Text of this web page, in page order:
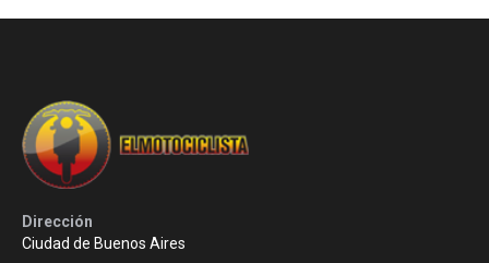
Dirección
Ciudad de Buenos Aires